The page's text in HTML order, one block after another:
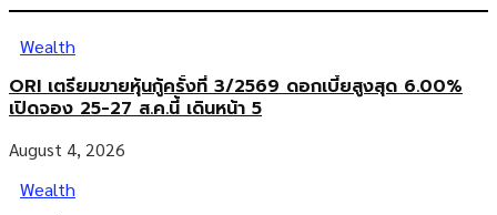
Wealth
ORI เตรียมขายหุ้นกู้ครั้งที่ 3/2569 ดอกเบี้ยสูงสุด 6.00%
เปิดจอง 25-27 ส.ค.นี้ เดินหน้า 5
August 4, 2026
Wealth